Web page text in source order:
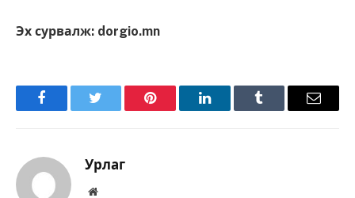
Эх сурвалж: dorgio.mn
FacebookTwitter Pinterest LinkedInTumblr Имэйл
Урлаг
Вэбсайт